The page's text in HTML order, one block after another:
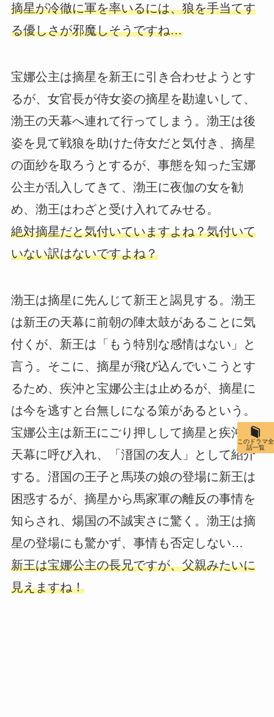
摘星が冷徹に軍を率いるには、狼を手当てす
る優しさが邪魔しそうですね…
宝娜公主は摘星を新王に引き合わせようとす
るが、女官長が侍女姿の摘星を勘違いして、
渤王の天幕へ連れて行ってしまう。渤王は後
姿を見て戦狼を助けた侍女だと気付き、摘星
の面紗を取ろうとするが、事態を知った宝娜
公主が乱入してきて、渤王に夜伽の女を勧
め、渤王はわざと受け入れてみせる。
絶対摘星だと気付いていますよね？気付いて
いない訳はないですよね？
渤王は摘星に先んじて新王と謁見する。渤王
は新王の天幕に前朝の陣太鼓があることに気
付くが、新王は「もう特別な感情はない」と
言う。そこに、摘星が飛び込んでいこうとす
るため、疾沖と宝娜公主は止めるが、摘星に
は今を逃すと台無しになる策があるという。
宝娜公主は新王にごり押しして摘星と疾沖を
天幕に呼び入れ、「溍国の友人」として紹介
する。溍国の王子と馬瑛の娘の登場に新王は
困惑するが、摘星から馬家軍の離反の事情を
知らされ、煬国の不誠実さに驚く。渤王は摘
星の登場にも驚かず、事情も否定しない…
新王は宝娜公主の長兄ですが、父親みたいに
見えますね！
このドラマ全
話一覧